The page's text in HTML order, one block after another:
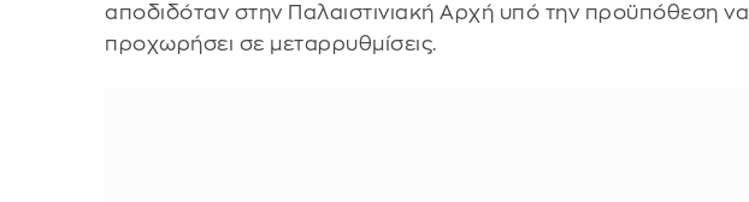
αποδιδόταν στην Παλαιστινιακή Αρχή υπό την προϋπόθεση να
προχωρήσει σε μεταρρυθμίσεις.